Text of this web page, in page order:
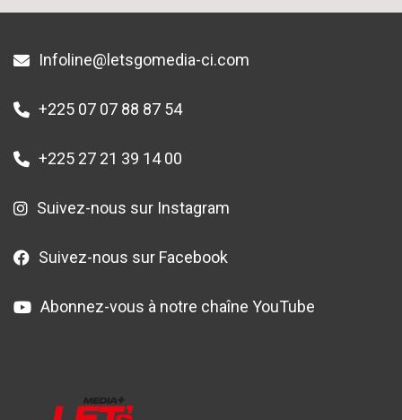
Infoline@letsgomedia-ci.com
+225 07 07 88 87 54
+225 27 21 39 14 00
Suivez-nous sur Instagram
Suivez-nous sur Facebook
Abonnez-vous à notre chaîne YouTube